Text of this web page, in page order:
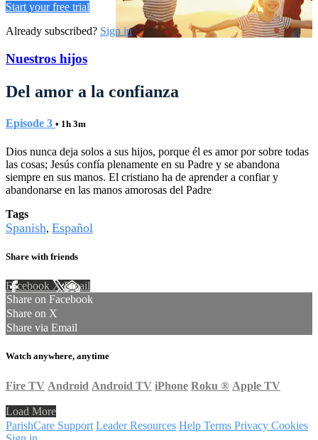
Start your free trial
Already subscribed? Sign in
Nuestros hijos
Del amor a la confianza
Episode 3 • 1h 3m
Dios nunca deja solos a sus hijos, porque él es amor por sobre todas
las cosas; Jesús confía plenamente en su Padre y se abandona
siempre en sus manos. El cristiano ha de aprender a confiar y
abandonarse en las manos amorosas del Padre
Tags
Spanish, Español
Share with friends
Facebook XEmail
Share on Facebook
Share on X
Share via Email
Watch anywhere, anytime
Fire TV Android Android TV iPhone Roku ® Apple TV
Load More
ParishCare Support Leader Resources Help Terms Privacy Cookies